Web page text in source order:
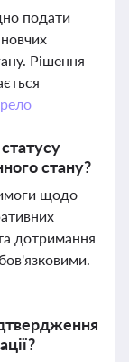
подати
Рішення
стану?
щодо
дотримання